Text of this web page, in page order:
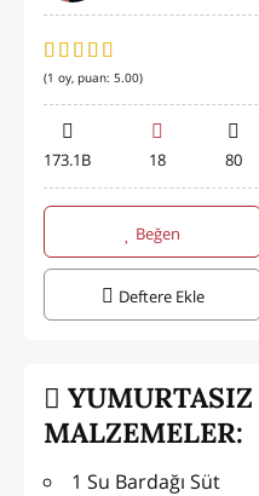
(1 oy, puan: 5.00)
173.1B 18 80
Beğen
Deftere Ekle
MALZEMELER:
1 Su Bardağı Süt